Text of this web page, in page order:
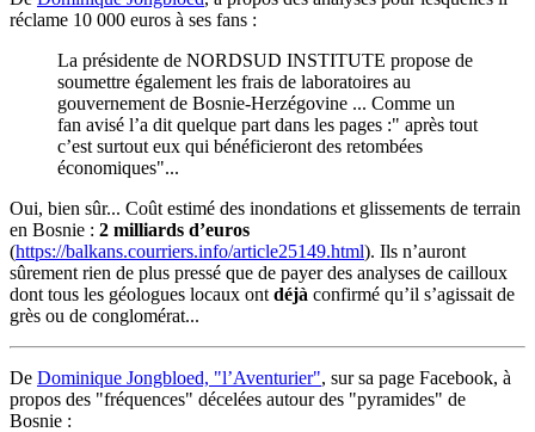
réclame 10 000 euros à ses fans :
La présidente de NORDSUD INSTITUTE propose de
soumettre également les frais de laboratoires au
gouvernement de Bosnie-Herzégovine ... Comme un
fan avisé l’a dit quelque part dans les pages :" après tout
c’est surtout eux qui bénéficieront des retombées
économiques"...
Oui, bien sûr... Coût estimé des inondations et glissements de terrain
en Bosnie : 2 milliards d’euros
(https://balkans.courriers.info/article25149.html). Ils n’auront
sûrement rien de plus pressé que de payer des analyses de cailloux
dont tous les géologues locaux ont déjà confirmé qu’il s’agissait de
grès ou de conglomérat...
De Dominique Jongbloed, "l’Aventurier", sur sa page Facebook, à
propos des "fréquences" décelées autour des "pyramides" de
Bosnie :